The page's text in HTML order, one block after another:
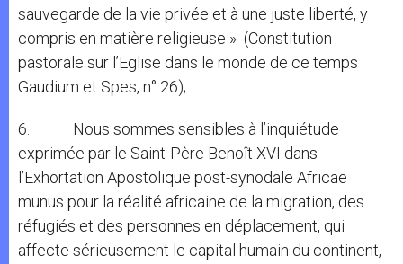
sauvegarde de la vie privée et à une juste liberté, y
compris en matière religieuse » (Constitution
pastorale sur l’Eglise dans le monde de ce temps
Gaudium et Spes, n° 26);
6. Nous sommes sensibles à l’inquiétude
exprimée par le Saint-Père Benoît XVI dans
l’Exhortation Apostolique post-synodale Africae
munus pour la réalité africaine de la migration, des
réfugiés et des personnes en déplacement, qui
affecte sérieusement le capital humain du continent,